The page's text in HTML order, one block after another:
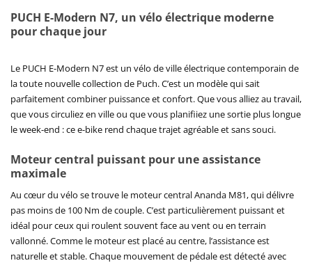
PUCH E-Modern N7, un vélo électrique moderne
pour chaque jour
Le PUCH E-Modern N7 est un vélo de ville électrique contemporain de
la toute nouvelle collection de Puch. C’est un modèle qui sait
parfaitement combiner puissance et confort. Que vous alliez au travail,
que vous circuliez en ville ou que vous planifiiez une sortie plus longue
le week-end : ce e-bike rend chaque trajet agréable et sans souci.
Moteur central puissant pour une assistance
maximale
Au cœur du vélo se trouve le moteur central Ananda M81, qui délivre
pas moins de 100 Nm de couple. C’est particulièrement puissant et
idéal pour ceux qui roulent souvent face au vent ou en terrain
vallonné. Comme le moteur est placé au centre, l’assistance est
naturelle et stable. Chaque mouvement de pédale est détecté avec